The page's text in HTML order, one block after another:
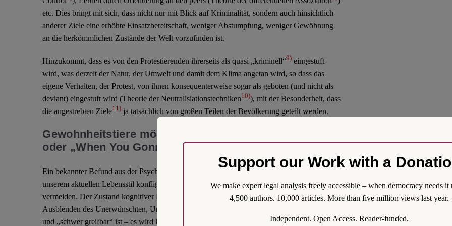
etc. Dies bringt mit sich, dass nicht nur mit Blick auf Kriminalität, sondern auch hinsichtlich
anderer Ziele eine erhöhte Einsatzbereitschaft, weniger Abstumpfung, weniger Gewöhnung
an die herkömmlichen Zustände der Welt vorzufinden ist.
Hinzukommt, dass es von den Protestierenden ihrerseits als quasi „kriminell“9) eingestuft
wird, was derzeit der Natur, der Umwelt und damit dem Klima angetan wird, so dass das
eigene Verhalten, der Protest, von ihnen konsequenterweise sogar als geboten (und nicht als
deviant) eingestuft wird (Theorie der Neutralisiationstechniken10)), mit der Besonderheit, dass
die angestrebten Ziele11) ja tatsächlich von großen Teilen der Bevölkerung geteilt werden.
Gewohnheitstiere mögen keine kognitive Dissonanz
oder „When You Gonna Learn“12)
Ein bekannter Befund aus der Psychologie ist es, dass wir Umstände negativer Art, die mit
unserem aktuellen Lebensstil konfligieren, ausblenden, und zwar, um kognitive Dissonanz zu
vermeiden. Der Zustand kognitiver Dissonanz ist schlicht unangenehm; noch leichter ist das
Ausblenden des Unerwünschten, Unpassenden, wenn der „unpassende Umstand“ „weit weg“
und „schwer greifbar“ ist – es wird klar, dass dies gerade bei einem Phänomen wie dem
Support our Work with a
We make expert legal analysis freely accessible – when democracy needs it
4,500 authors. 10,000 articles. More than five million views last year.
Independent. Open Access. Reader-funded.